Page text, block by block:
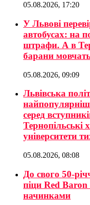
05.08.2026, 17:20
У Львові
автобусах: на
штрафи. А в
барани
05.08.2026, 09:09
Львівська
серед
Тернопільські
університети
05.08.2026, 08:08
До свого 50-
піци Red Baron
начинками